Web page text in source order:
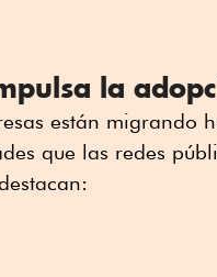
la
están migrando
que las redes